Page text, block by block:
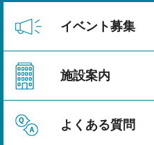
イベント募集
施設案内
よくある質問